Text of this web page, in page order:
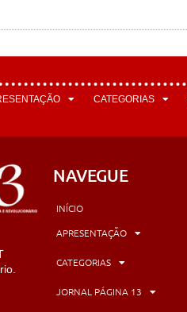
CATEGORIAS
NAVEGUE
INÍCIO
APRESENTAÇÃO
CATEGORIAS
JORNAL PÁGINA 13